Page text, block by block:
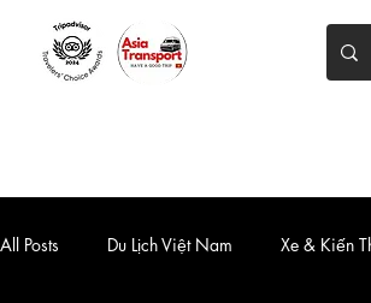
All Posts Du Lịch Việt Nam Xe & Kiến